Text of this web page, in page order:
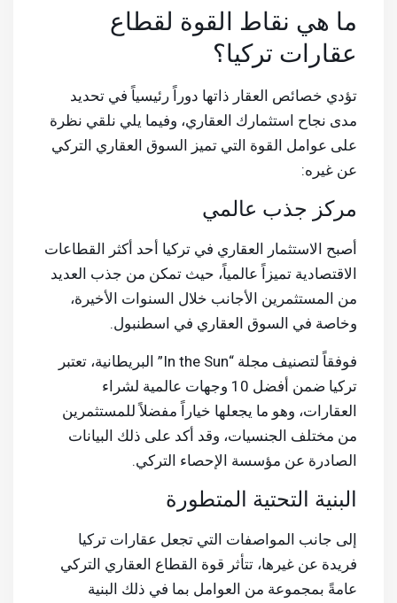
ما هي نقاط القوة لقطاع
عقارات تركيا؟
تؤدي خصائص العقار ذاتها دوراً رئيسياً في تحديد
مدى نجاح استثمارك العقاري، وفيما يلي نلقي نظرة
على عوامل القوة التي تميز السوق العقاري التركي
عن غيره:
مركز جذب عالمي
أصبح الاستثمار العقاري في تركيا أحد أكثر القطاعات
الاقتصادية تميزاً عالمياً، حيث تمكن من جذب العديد
من المستثمرين الأجانب خلال السنوات الأخيرة،
وخاصة في السوق العقاري في اسطنبول.
فوفقاً لتصنيف مجلة “In the Sun” البريطانية، تعتبر
تركيا ضمن أفضل 10 وجهات عالمية لشراء
العقارات، وهو ما يجعلها خياراً مفضلاً للمستثمرين
من مختلف الجنسيات، وقد أكد على ذلك البيانات
الصادرة عن مؤسسة الإحصاء التركي.
البنية التحتية المتطورة
إلى جانب المواصفات التي تجعل عقارات تركيا
فريدة عن غيرها، تتأثر قوة القطاع العقاري التركي
عامةً بمجموعة من العوامل بما في ذلك البنية